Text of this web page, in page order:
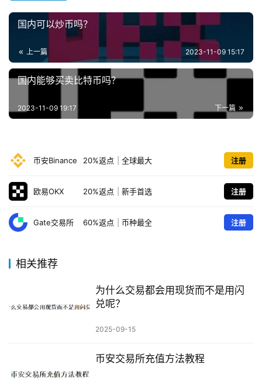
国内可以炒币吗？
上一篇 2023-11-09 15:17
国内能够买卖比特币吗？
下一篇
2023-11-09 19:17
币安Binance 20%返点 全球最大 注册
欧易OKX 20%返点 新手首选 注册
Gate交易所 60%返点 币种最全 注册
相关推荐
为什么交易都会用现货而不是用闪
兑呢？
2025-09-15
币安交易所充值方法教程